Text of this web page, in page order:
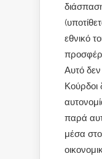
εθνικό
Αυτό δεν
Κούρδοι
παρά
μέσα